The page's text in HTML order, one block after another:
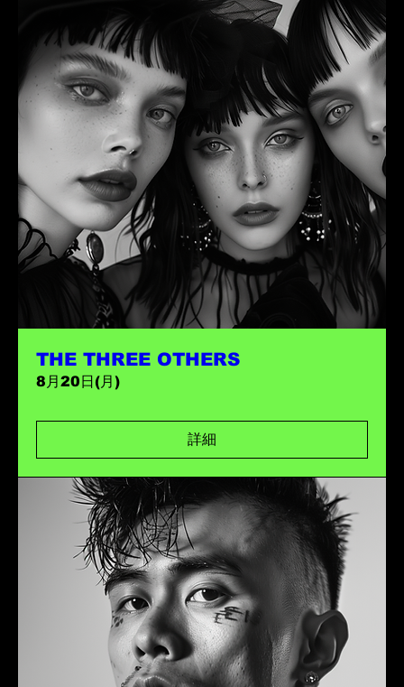
THE THREE OTHERS
8月20日(月)
詳細